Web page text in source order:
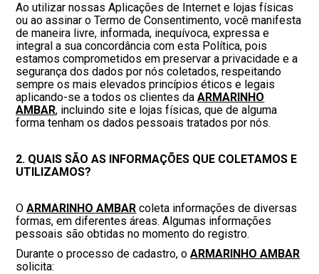
Ao utilizar nossas Aplicações de Internet e lojas físicas
ou ao assinar o Termo de Consentimento, você manifesta
de maneira livre, informada, inequívoca, expressa e
integral a sua concordância com esta Política, pois
estamos comprometidos em preservar a privacidade e a
segurança dos dados por nós coletados, respeitando
sempre os mais elevados princípios éticos e legais
aplicando-se a todos os clientes daARMARINHO
AMBAR, incluindo site e lojas físicas, que de alguma
forma tenham os dados pessoais tratados por nós.
2. QUAIS SÃO AS INFORMAÇÕES QUE COLETAMOS E
UTILIZAMOS?
OARMARINHO AMBAR coleta informações de diversas
formas, em diferentes áreas. Algumas informações
pessoais são obtidas no momento do registro.
Durante o processo de cadastro, oARMARINHO AMBAR
solicita: